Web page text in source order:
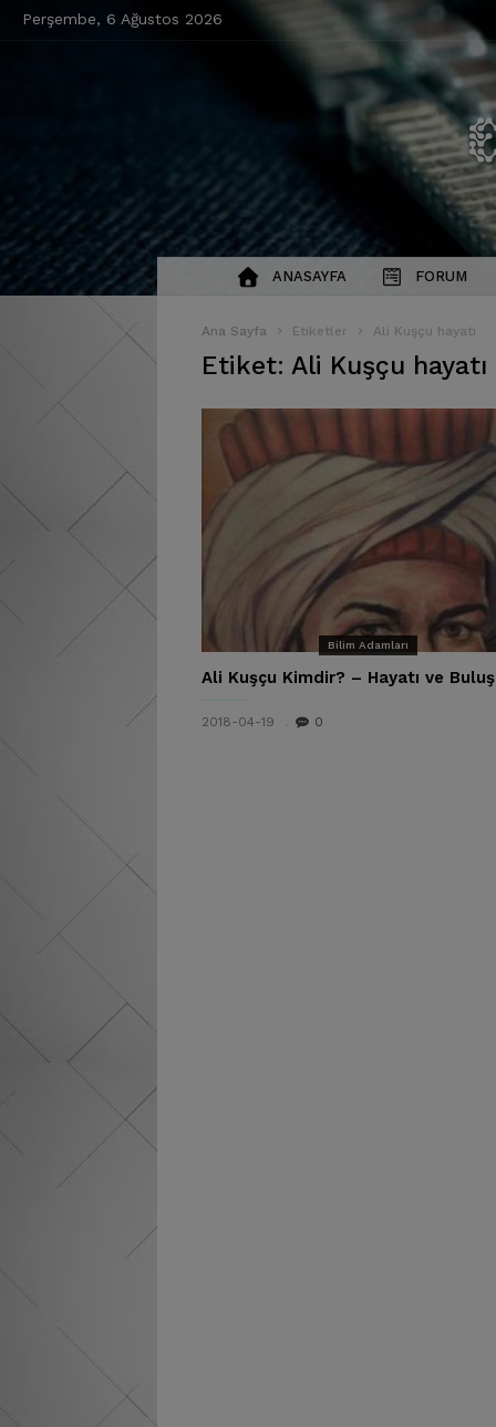
Perşembe, 6 Ağustos 2026
ANASAYFA FORUM
Ana Sayfa Etiketler Ali Kuşçu hayatı
Etiket: Ali Kuşçu hayatı
Bilim Adamları
Ali Kuşçu Kimdir? – Hayatı ve
2018-04-19 0